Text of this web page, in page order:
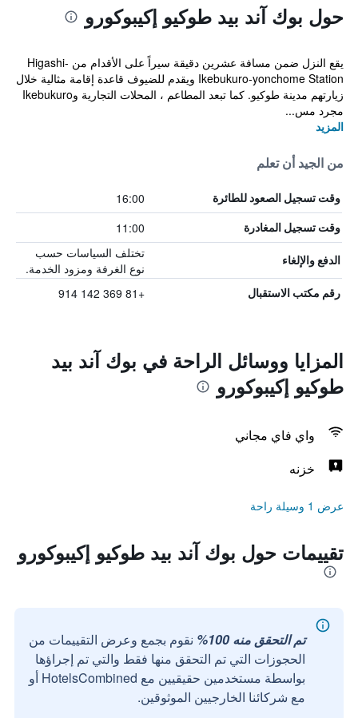
حول بوك آند بيد طوكيو إكيبوكورو
يقع النزل ضمن مسافة عشرين دقيقة سيراً على الأقدام من Higashi-
Ikebukuro-yonchome Station ويقدم للضيوف قاعدة إقامة مثالية خلال
زيارتهم مدينة طوكيو. كما تبعد المطاعم ، المحلات التجارية وIkebukuro
مجرد مس...
المزيد
من الجيد أن تعلم
وقت تسجيل الصعود للطائرة 16:00
وقت تسجيل المغادرة 11:00
الدفع والإلغاء
تختلف السياسات حسب
نوع الغرفة ومزود الخدمة.
رقم مكتب الاستقبال +81 369 142 914
المزايا ووسائل الراحة في بوك آند بيد
طوكيو إكيبوكورو
واي فاي مجاني
خزنه
عرض 1 وسيلة راحة
تقييمات حول بوك آند بيد طوكيو إكيبوكورو
تم التحقق منه 100%
نقوم بجمع وعرض التقييمات من
الحجوزات التي تم التحقق منها فقط والتي تم إجراؤها
بواسطة مستخدمين حقيقيين مع HotelsCombined أو
مع شركائنا الخارجيين الموثوقين.